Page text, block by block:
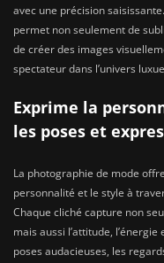
avec une précision
permet non seulement de
de créer des images
spectateur dans l’univers
Exprime la
les poses et
La photographie de mode
personnalité et le style à
Chaque cliché capture non
mais aussi l’attitude,
poses audacieuses, les